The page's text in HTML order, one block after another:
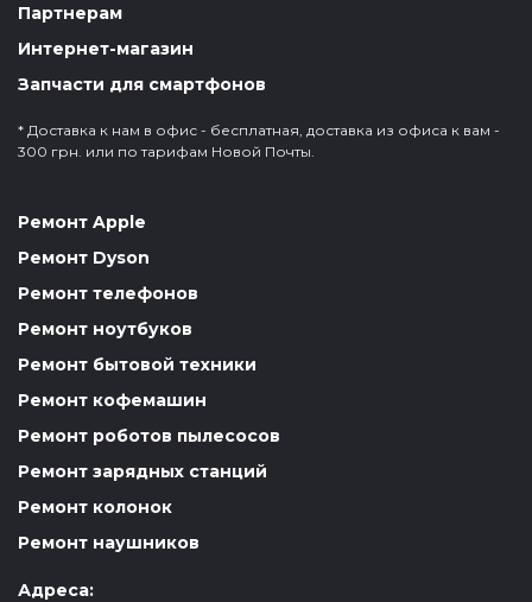
Партнерам
Интернет-магазин
Запчасти для смартфонов
* Доставка к нам в офис - бесплатная, доставка из офиса к вам -
300 грн. или по тарифам Новой Почты.
Ремонт Apple
Ремонт Dyson
Ремонт телефонов
Ремонт ноутбуков
Ремонт бытовой техники
Ремонт кофемашин
Ремонт роботов пылесосов
Ремонт зарядных станций
Ремонт колонок
Ремонт наушников
Адреса: